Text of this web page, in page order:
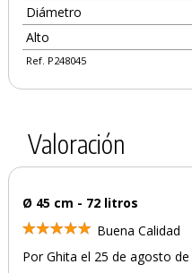
Diámetro
Alto
Ref. P248045
Valoración
Ø 45 cm - 72 litros
Buena Calidad
Por Ghita el 25 de agosto de